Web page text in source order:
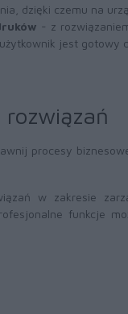
dzięki czemu na
- z
jest gotowy
procesy
w zakresie
funkcje